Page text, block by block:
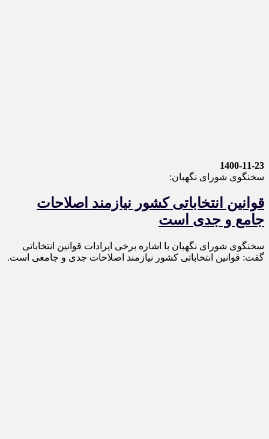
1400-11-23
سخنگوی شورای نگهبان:
قوانین انتخاباتی کشور نیازمند اصلاحات
جامع و جدی است
سخنگوی شورای نگهبان با اشاره برخی ایرادات قوانین انتخاباتی
گفت: قوانین انتخاباتی کشور نیازمند اصلاحات جدی و جامعی است.